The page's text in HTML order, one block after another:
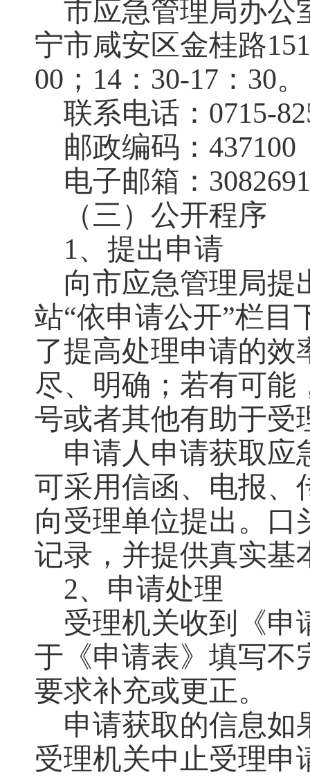
市应急管理局办公
宁市咸安区金桂路151
00 ； 14 ： 30-17 ： 30。
联系电话： 0715-
邮政编码： 437100
电子邮箱：
（三）公开程序
1、提出申请
向市应急管理局提
站“依申请公开”栏目
了提高处理申请的效
尽、明确；若有可能
号或者其他有助于受
申请人申请获取应
可采用信函、电报、
向受理单位提出。口
记录，并提供真实基
2、申请处理
受理机关收到《申
于《申请表》填写不
要求补充或更正。
申请获取的信息如
受理机关中止受理申